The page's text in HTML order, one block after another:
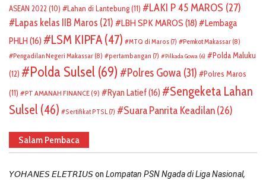
ASEAN 2022 (10) Lahan di Lantebung(11) LAKI P 45 MAROS (27)
Lapas kelas IIB Maros (21) LBH SPK MAROS (18)
Lembaga
PHLH (16) LSM KIPFA (47) MTQ di Maros (7) Pemkot Makassar (8)
Pengadilan Negeri Makassar (8) pertambangan (7) Pilkada Gowa (6)
Polda Maluku
(12)
Polda Sulsel (69) Polres Gowa (31)
Polres Maros
(11)
PT AMANAH FINANCE(9) Ryan Latief(16)
Sengeketa Lahan
Sulsel (46) Sertifikat PTSL (7) Suara Panrita Keadilan(26)
Salam Pembaca
𝘠𝘖𝘏𝘈𝘕𝘌𝘚 𝘌𝘓𝘌𝘛𝘙𝘐𝘜𝘚on Lompatan PSN Ngada di Liga Nasional,